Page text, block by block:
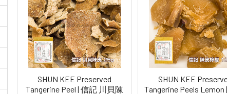
SHUN KEE Preserved
Tangerine Peel | 信記 川貝陳
SHUN KEE
Tangerine Peels Lemon